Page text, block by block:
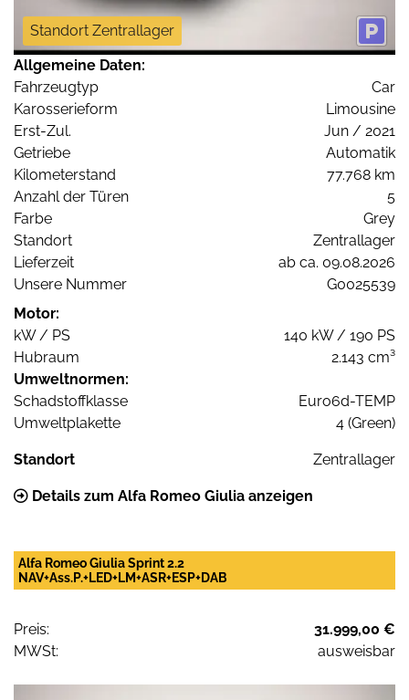
Standort Zentrallager
Allgemeine Daten:
Fahrzeugtyp
Car
Karosserieform
Limousine
Erst-Zul.
Jun / 2021
Getriebe
Automatik
Kilometerstand
77.768 km
Anzahl der Türen
5
Farbe
Grey
Standort
Zentrallager
Lieferzeit
ab ca. 09.08.2026
Unsere Nummer
G0025539
Motor:
kW / PS
140 kW / 190 PS
Hubraum
2.143 cm³
Umweltnormen:
Schadstoffklasse
Euro6d-TEMP
Umweltplakette
4 (Green)
Standort Zentrallager
Details zum Alfa Romeo Giulia anzeigen
Alfa Romeo Giulia Sprint 2.2
NAV+Ass.P.+LED+LM+ASR+ESP+DAB
Preis:
31.999,00 €
MWSt:
ausweisbar